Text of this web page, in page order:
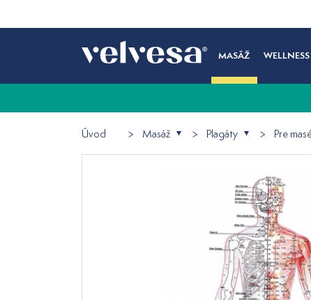
MASÁŽ WELLNESS
Úvod Masáž Plagáty Pre